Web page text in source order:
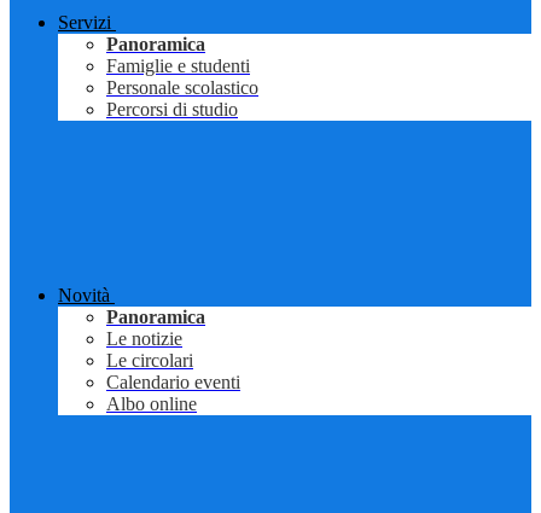
Servizi
Panoramica
Famiglie e studenti
Personale scolastico
Percorsi di studio
Novità
Panoramica
Le notizie
Le circolari
Calendario eventi
Albo online